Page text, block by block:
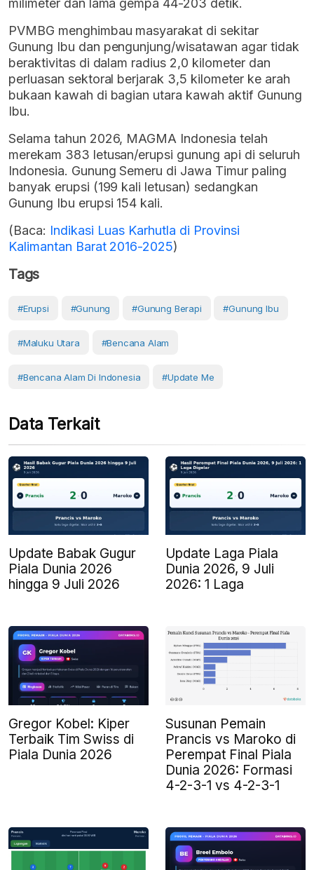
milimeter dan lama gempa 44-203 detik.
PVMBG menghimbau masyarakat di sekitar
Gunung Ibu dan pengunjung/wisatawan agar tidak
beraktivitas di dalam radius 2,0 kilometer dan
perluasan sektoral berjarak 3,5 kilometer ke arah
bukaan kawah di bagian utara kawah aktif Gunung
Ibu.
Selama tahun 2026, MAGMA Indonesia telah
merekam 383 letusan/erupsi gunung api di seluruh
Indonesia. Gunung Semeru di Jawa Timur paling
banyak erupsi (199 kali letusan) sedangkan
Gunung Ibu erupsi 154 kali.
(Baca: Indikasi Luas Karhutla di Provinsi
Kalimantan Barat 2016-2025)
Tags
#erupsi #Gunung #gunung Berapi #Gunung Ibu
#Maluku Utara #Bencana Alam
#Bencana Alam Di Indonesia #Update Me
Data Terkait
Update Babak Gugur
Piala Dunia 2026
hingga 9 Juli 2026
Update Laga Piala
Dunia 2026, 9 Juli
2026: 1 Laga
Gregor Kobel: Kiper
Terbaik Tim Swiss di
Piala Dunia 2026
Susunan Pemain
Prancis vs Maroko di
Perempat Final Piala
Dunia 2026: Formasi
4-2-3-1 vs 4-2-3-1